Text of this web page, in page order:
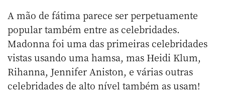
A mão de fátima parece ser perpetuamente
popular também entre as celebridades.
Madonna foi uma das primeiras celebridades
vistas usando uma hamsa, mas Heidi Klum,
Rihanna, Jennifer Aniston, e várias outras
celebridades de alto nível também as usam!